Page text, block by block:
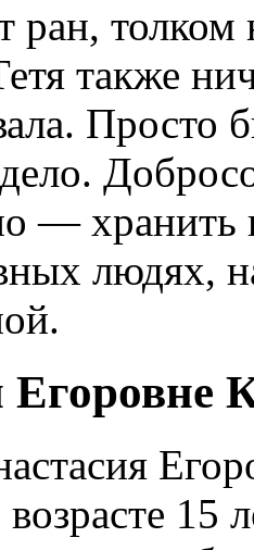
ран, толком
также
Просто
дело.
— хранить
людях,
15